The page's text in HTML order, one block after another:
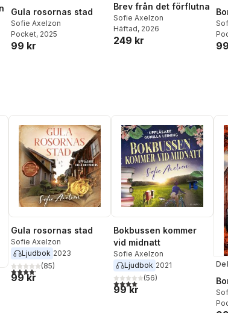
röster:
Gula rosornas stad
Sofie Axelzon
Pocket, 2025
99 kr
Brev från det förflutna
Sofie Axelzon
Häftad, 2026
249 kr
Gula rosornas stad
Sofie Axelzon
Ljudbok 2023
4,2utav 5 stjärnor. Totalt antal röster:
(85)
99 kr
Bokbussen kommer
vid midnatt
Sofie Axelzon
Ljudbok 2021
4,0utav 5 stjärnor. Totalt antal
(56)
99 kr